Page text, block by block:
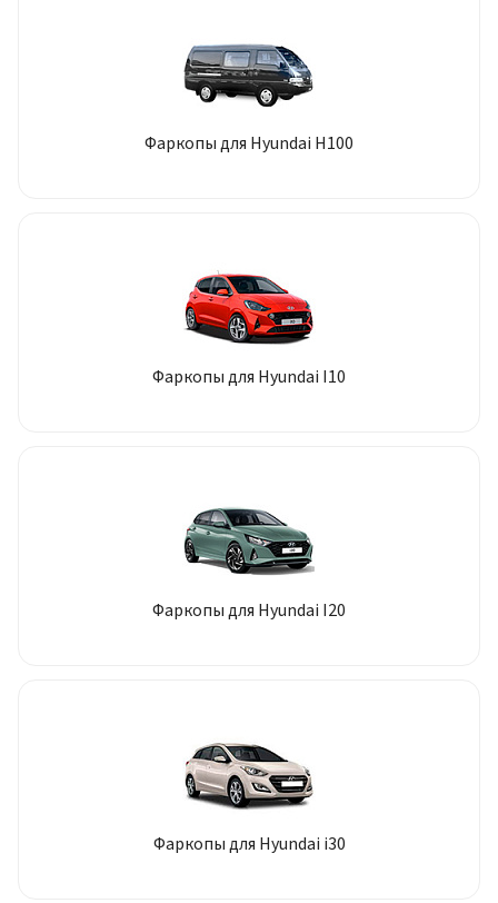
Фаркопы для Hyundai H100
Фаркопы для Hyundai I10
Фаркопы для Hyundai I20
Фаркопы для Hyundai i30